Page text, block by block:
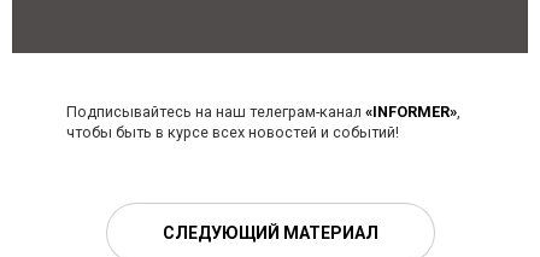
Подписывайтесь на наш телеграм-канал «INFORMER»,
чтобы быть в курсе всех новостей и событий!
СЛЕДУЮЩИЙ МАТЕРИАЛ